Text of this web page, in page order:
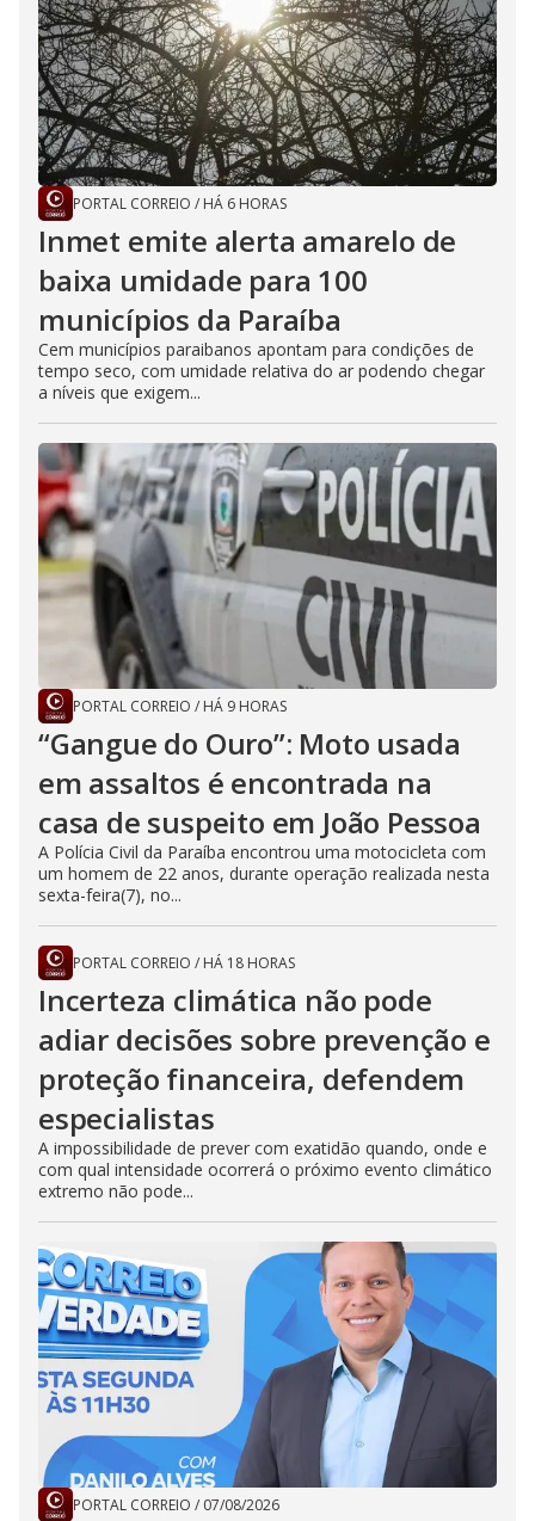
PORTAL CORREIO / HÁ 6 HORAS
Inmet emite alerta amarelo de
baixa umidade para 100
municípios da Paraíba
Cem municípios paraibanos apontam para condições de
tempo seco, com umidade relativa do ar podendo chegar
a níveis que exigem...
PORTAL CORREIO / HÁ 9 HORAS
“Gangue do Ouro”: Moto usada
em assaltos é encontrada na
casa de suspeito em João Pessoa
A Polícia Civil da Paraíba encontrou uma motocicleta com
um homem de 22 anos, durante operação realizada nesta
sexta-feira(7), no...
PORTAL CORREIO / HÁ 18 HORAS
Incerteza climática não pode
adiar decisões sobre prevenção e
proteção financeira, defendem
especialistas
A impossibilidade de prever com exatidão quando, onde e
com qual intensidade ocorrerá o próximo evento climático
extremo não pode...
PORTAL CORREIO / 07/08/2026